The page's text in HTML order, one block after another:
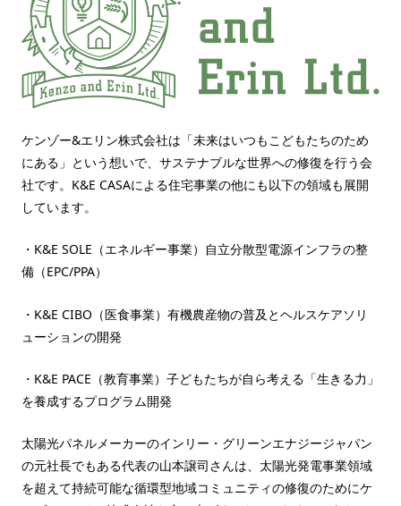
ケンゾー&エリン株式会社は「未来はいつもこどもたちのため
にある」という想いで、サステナブルな世界への修復を行う会
社です。K&E CASAによる住宅事業の他にも以下の領域も展開
しています。
・K&E SOLE（エネルギー事業）自立分散型電源インフラの整
備（EPC/PPA）
・K&E CIBO（医食事業）有機農産物の普及とヘルスケアソリ
ューションの開発
・K&E PACE（教育事業）子どもたちが自ら考える「生きる力」
を養成するプログラム開発
太陽光パネルメーカーのインリー・グリーンエナジージャパン
の元社長でもある代表の山本譲司さんは、太陽光発電事業領域
を超えて持続可能な循環型地域コミュニティの修復のためにケ